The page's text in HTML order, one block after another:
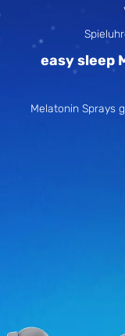
easy sleep
Melatonin Sprays